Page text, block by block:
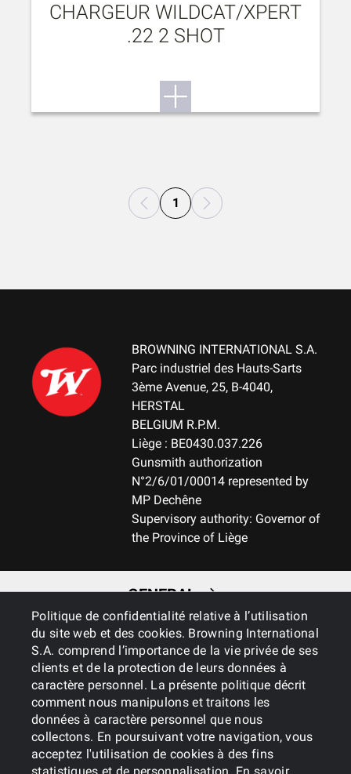
Politique de confidentialité relative à l’utilisation
du site web et des cookies. Browning International
S.A. comprend l’importance de la vie privée de ses
clients et de la protection de leurs données à
caractère personnel. La présente politique décrit
comment nous manipulons et traitons les
données à caractère personnel que nous
collectons. En poursuivant votre navigation, vous
acceptez l'utilisation de cookies à des fins
CHARGEUR WILDCAT/XPERT
.22 2 SHOT
1
BROWNING INTERNATIONAL S.A.
Parc industriel des Hauts-Sarts
3ème Avenue, 25, B-4040,
HERSTAL
BELGIUM R.P.M.
Liège : BE0430.037.226
Gunsmith authorization
N°2/6/01/00014 represented by
MP Dechêne
Supervisory authority: Governor of
the Province of Liège
GENERAL
SERVICES